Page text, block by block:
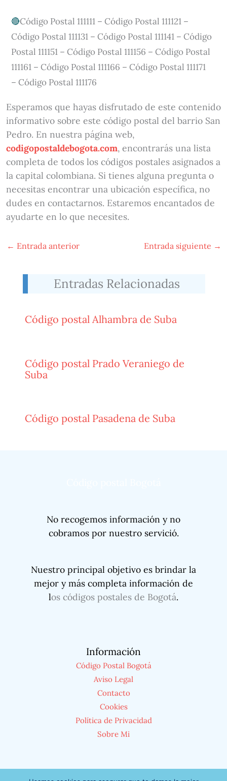
Código Postal 111111 – Código Postal 111121 –
Código Postal 111131 – Código Postal 111141 – Código
Postal 111151 – Código Postal 111156 – Código Postal
111161 – Código Postal 111166 – Código Postal 111171
– Código Postal 111176
Esperamos que hayas disfrutado de este contenido
informativo sobre este código postal del barrio San
Pedro. En nuestra página web,
codigopostaldebogota.com, encontrarás una lista
completa de todos los códigos postales asignados a
la capital colombiana. Si tienes alguna pregunta o
necesitas encontrar una ubicación específica, no
dudes en contactarnos. Estaremos encantados de
ayudarte en lo que necesites.
← Entrada anterior Entrada siguiente →
Entradas Relacionadas
Código postal Alhambra de Suba
Código postal Prado Veraniego de
Suba
Código postal Pasadena de Suba
No recogemos información y no
cobramos por nuestro servició.
Nuestro principal objetivo es brindar la
mejor y más completa información de
los códigos postales de Bogotá.
Información
Código Postal Bogotá
Aviso Legal
Contacto
Cookies
Política de Privacidad
Sobre Mi